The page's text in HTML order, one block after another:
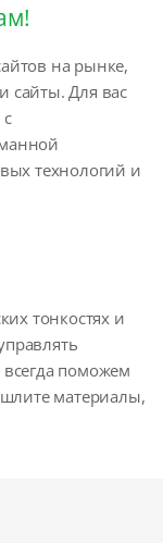
на рынке,
Для вас
технологий и
тонкостях и
поможем
материалы,